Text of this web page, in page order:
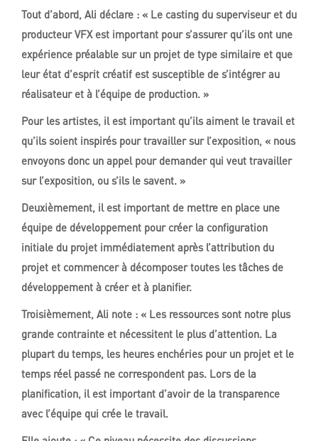
Tout d’abord, Ali déclare : « Le casting du superviseur et du
producteur VFX est important pour s’assurer qu’ils ont une
expérience préalable sur un projet de type similaire et que
leur état d’esprit créatif est susceptible de s’intégrer au
réalisateur et à l’équipe de production. »
Pour les artistes, il est important qu’ils aiment le travail et
qu’ils soient inspirés pour travailler sur l’exposition, « nous
envoyons donc un appel pour demander qui veut travailler
sur l’exposition, ou s’ils le savent. »
Deuxièmement, il est important de mettre en place une
équipe de développement pour créer la configuration
initiale du projet immédiatement après l’attribution du
projet et commencer à décomposer toutes les tâches de
développement à créer et à planifier.
Troisièmement, Ali note : « Les ressources sont notre plus
grande contrainte et nécessitent le plus d’attention. La
plupart du temps, les heures enchéries pour un projet et le
temps réel passé ne correspondent pas. Lors de la
planification, il est important d’avoir de la transparence
avec l’équipe qui crée le travail.